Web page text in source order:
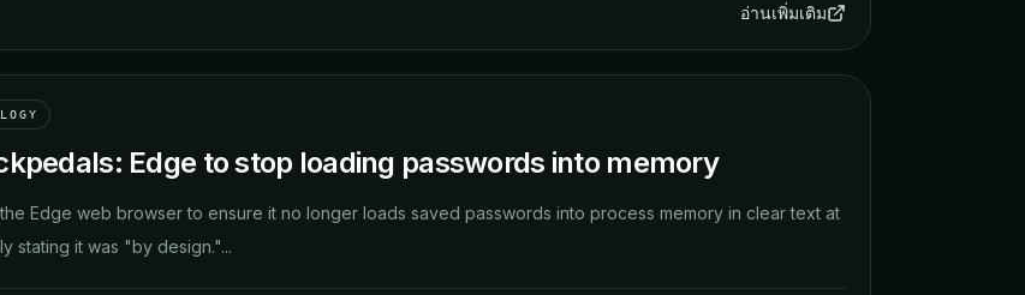
อ่านเพิ่มเติม
Edge to stop loading passwords into memory
Edge web browser to ensure it no longer loads saved passwords into process memory in clear text at
stating it was "by design."...